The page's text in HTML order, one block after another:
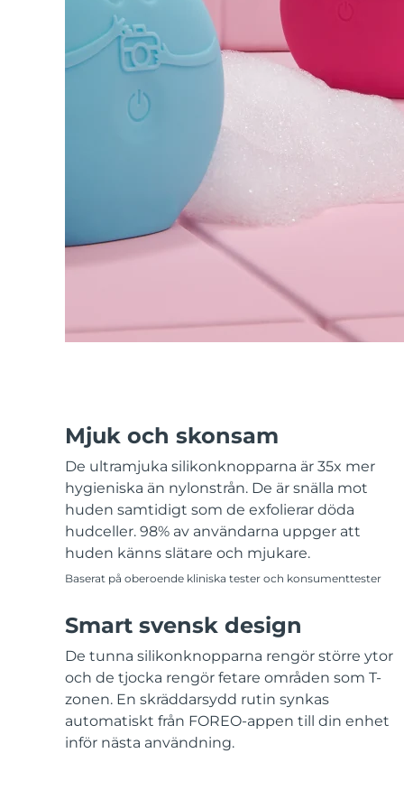
Mjuk och skonsam
De ultramjuka silikonknopparna är 35x mer
hygieniska än nylonstrån. De är snälla mot
huden samtidigt som de exfolierar döda
hudceller. 98% av användarna uppger att
huden känns slätare och mjukare.
Baserat på oberoende kliniska tester och konsumenttester
Smart svensk design
De tunna silikonknopparna rengör större ytor
och de tjocka rengör fetare områden som T-
zonen. En skräddarsydd rutin synkas
automatiskt från FOREO-appen till din enhet
inför nästa användning.